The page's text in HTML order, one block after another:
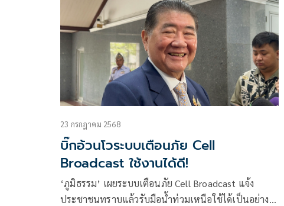
23 กรกฎาคม 2568
บิ๊กอ้วนโวระบบเตือนภัย Cell
Broadcast ใช้งานได้ดี!
‘ภูมิธรรม’ เผยระบบเตือนภัย Cell Broadcast แจ้ง
ประชาชนทราบแล้วรับมือน้ำท่วมเหนือใช้ได้เป็นอย่างดี